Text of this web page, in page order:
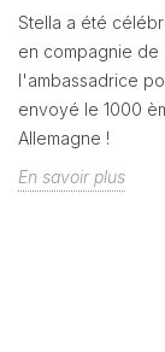
Stella a été
en compagnie de
l'ambassadrice
envoyé le 1000
Allemagne !
En savoir plus